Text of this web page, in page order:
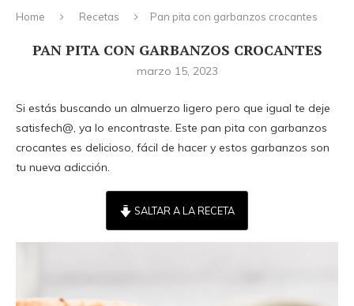
Home Recetas Pan pita con garbanzos crocantes
PAN PITA CON GARBANZOS CROCANTES
marzo 15, 2023
Si estás buscando un almuerzo ligero pero que igual te deje
satisfech@, ya lo encontraste. Este pan pita con garbanzos
crocantes es delicioso, fácil de hacer y estos garbanzos son
tu nueva adicción.
SALTAR A LA RECETA